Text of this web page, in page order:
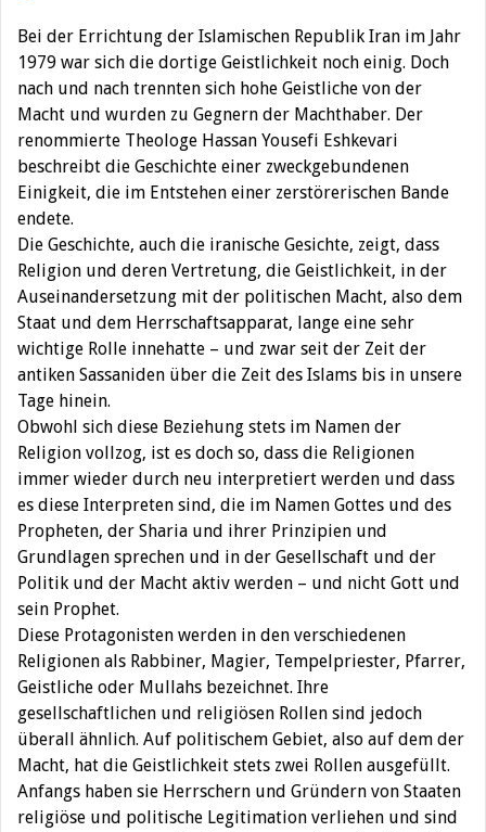
Bei der Errichtung der Islamischen Republik Iran im Jahr
1979 war sich die dortige Geistlichkeit noch einig. Doch
nach und nach trennten sich hohe Geistliche von der
Macht und wurden zu Gegnern der Machthaber. Der
renommierte Theologe Hassan Yousefi Eshkevari
beschreibt die Geschichte einer zweckgebundenen
Einigkeit, die im Entstehen einer zerstörerischen Bande
endete.
Die Geschichte, auch die iranische Gesichte, zeigt, dass
Religion und deren Vertretung, die Geistlichkeit, in der
Auseinandersetzung mit der politischen Macht, also dem
Staat und dem Herrschaftsapparat, lange eine sehr
wichtige Rolle innehatte – und zwar seit der Zeit der
antiken Sassaniden über die Zeit des Islams bis in unsere
Tage hinein.
Obwohl sich diese Beziehung stets im Namen der
Religion vollzog, ist es doch so, dass die Religionen
immer wieder durch neu interpretiert werden und dass
es diese Interpreten sind, die im Namen Gottes und des
Propheten, der Sharia und ihrer Prinzipien und
Grundlagen sprechen und in der Gesellschaft und der
Politik und der Macht aktiv werden – und nicht Gott und
sein Prophet.
Diese Protagonisten werden in den verschiedenen
Religionen als Rabbiner, Magier, Tempelpriester, Pfarrer,
Geistliche oder Mullahs bezeichnet. Ihre
gesellschaftlichen und religiösen Rollen sind jedoch
überall ähnlich. Auf politischem Gebiet, also auf dem der
Macht, hat die Geistlichkeit stets zwei Rollen ausgefüllt.
Anfangs haben sie Herrschern und Gründern von Staaten
religiöse und politische Legitimation verliehen und sind